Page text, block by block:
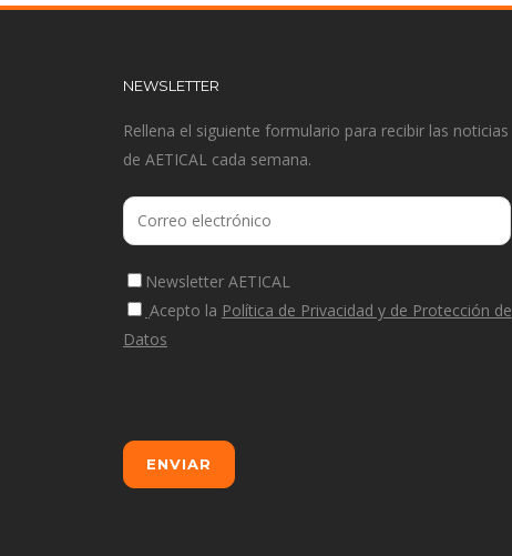
NEWSLETTER
Rellena el siguiente formulario para recibir las noticias
de AETICAL cada semana.
Newsletter AETICAL
Acepto la Política de Privacidad y de Protección de
Datos